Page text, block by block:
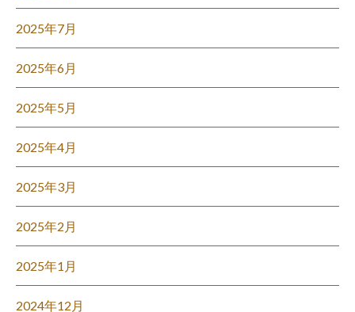
2025年7月
2025年6月
2025年5月
2025年4月
2025年3月
2025年2月
2025年1月
2024年12月